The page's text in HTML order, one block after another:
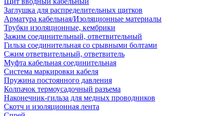
Заглушка для распределительных щитков
Арматура кабельная/Изоляционные материалы
Трубки изоляционные, кембрики
Зажим соединительный, ответвительный
Гильза соединительная со срывными болтами
Сжим ответвительный, ответвитель
Муфта кабельная соединительная
Система маркировки кабеля
Пружина постоянного давления
Колпачок термоусадочный разъема
Наконечник-гильза для медных проводников
Скотч и изоляционная лента